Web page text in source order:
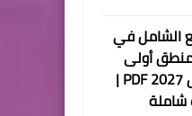
الشامل في
أولى
ثانوي ترم أول 2027 PDF |
شاملة